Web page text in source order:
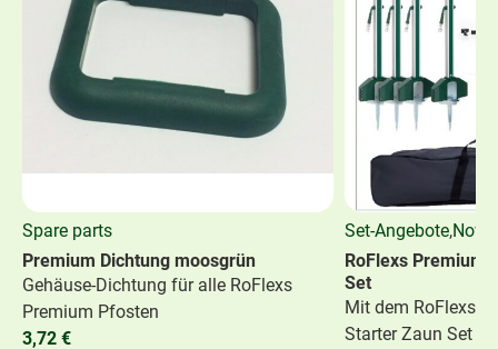
Spare parts
Premium Dichtung moosgrün
Gehäuse-Dichtung für alle RoFlexs
Premium Pfosten
3,72 €
Set-Angebote,
RoFlexs Premium
Set
Mit dem RoFlexs
Starter Zaun Set